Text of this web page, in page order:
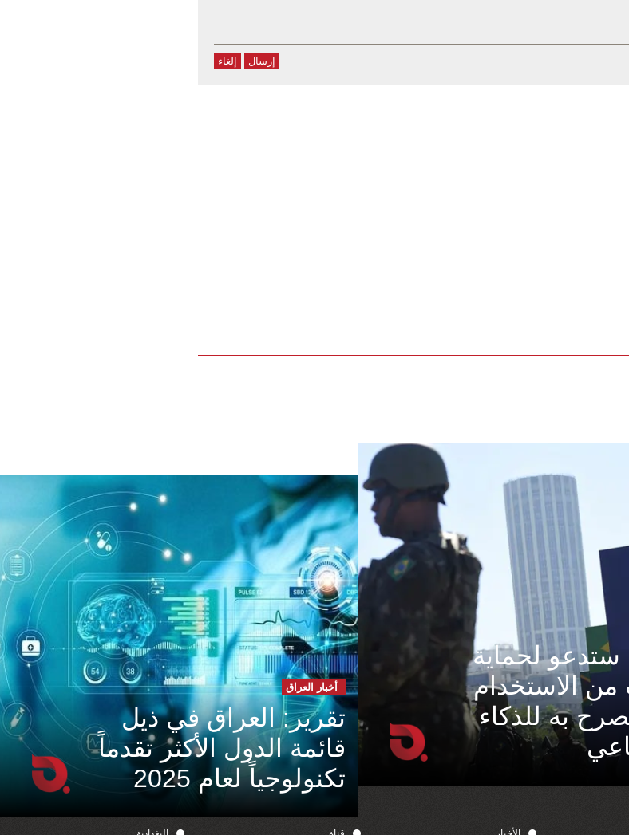
إرسال إلغاء
لحماية
من الاستخدام
به للذكاء
أخبار العراق
تقرير: العراق في ذيل
قائمة الدول الأكثر تقدماً
تكنولوجياً لعام 2025